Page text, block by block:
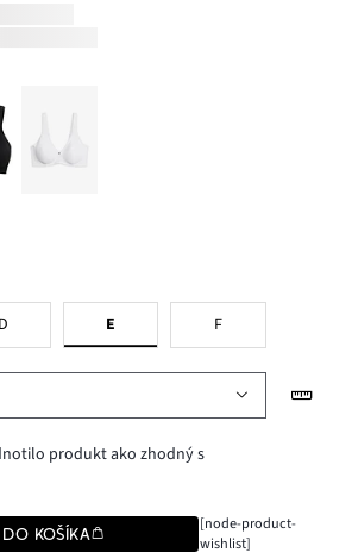
D E F
produkt ako zhodný s
KOŠÍKA
[node-product-
wishlist]